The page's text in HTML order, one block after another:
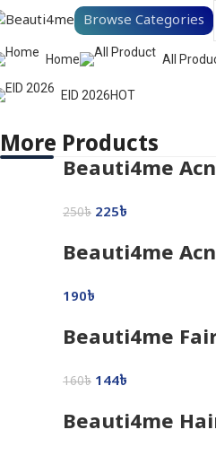
Browse Categories
Home All
EID 2026HOT
More Products
Beauti4me
250৳ 225৳
Beauti4me
190৳
Beauti4me
160৳ 144৳
Beauti4me